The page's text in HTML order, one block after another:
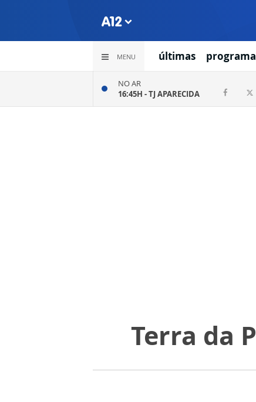
MENU últimas
NO AR
16:45H -TJ APARECIDA
Terra da